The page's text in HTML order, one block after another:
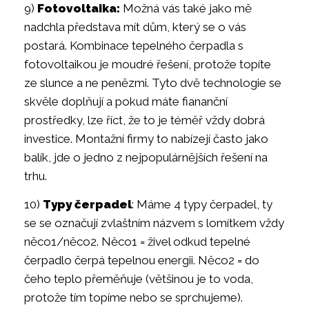
9) Fotovoltaika: Možná vás také jako mě
nadchla představa mít dům, který se o vás
postará. Kombinace tepelného čerpadla s
fotovoltaikou je moudré řešení, protože topíte
ze slunce a ne penězmi. Tyto dvě technologie se
skvěle doplňují a pokud máte fiananční
prostředky, lze říct, že to je téměř vždy dobrá
investice. Montažní firmy to nabízejí často jako
balík, jde o jedno z nejpopulárnějších řešení na
trhu.
10) Typy čerpadel: Máme 4 typy čerpadel, ty
se se označují zvlaštním názvem s lomítkem vždy
něco1/něco2. Něco1 = živel odkud tepelné
čerpadlo čerpá tepelnou energii. Něco2 = do
čeho teplo přeměňuje (většinou je to voda,
protože tím topíme nebo se sprchujeme).